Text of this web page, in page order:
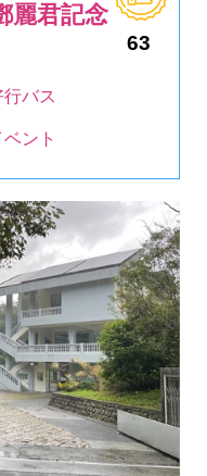
麗君記念
63
バス
ント